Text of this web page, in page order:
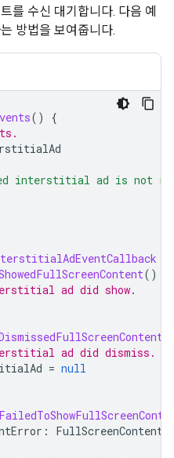
를 수신 대기합니다. 다음 예
방법을 보여줍니다.
()
{
interstitial ad is not
()
ad did show.
ad did dismiss.
= null
: